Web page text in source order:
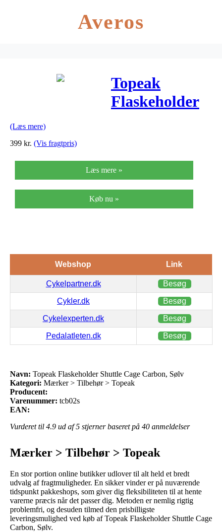
Averos
Topeak
Flaskeholder
(Læs mere)
399 kr. (Vis fragtpris)
Læs mere »
Køb nu »
Webshop Link
Cykelpartner.dk Besøg
Cykler.dk Besøg
Cykelexperten.dk Besøg
Pedalatleten.dk Besøg
Navn: Topeak Flaskeholder Shuttle Cage Carbon, Sølv
Kategori: Mærker > Tilbehør > Topeak
Producent:
Varenummer: tcb02s
EAN:
Vurderet til 4.9 ud af 5 stjerner baseret på 40 anmeldelser
Mærker > Tilbehør > Topeak
En stor portion online butikker udlover til alt held et bredt
udvalg af fragtmuligheder. En sikker vinder er på nuværende
tidspunkt pakkeshops, som giver dig fleksibiliteten til at hente
varerne præcis når det passer dig. Metoden er nemlig rigtig
problemfri, og desuden tilmed den prisbilligste
leveringsmulighed ved køb af Topeak Flaskeholder Shuttle Cage
Carbon, Sølv.